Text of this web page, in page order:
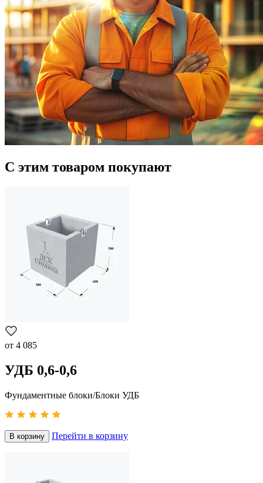
С этим товаром покупают
от 4 085
УДБ 0,6-0,6
Фундаментные блоки/Блоки УДБ
В корзину Перейти в корзину